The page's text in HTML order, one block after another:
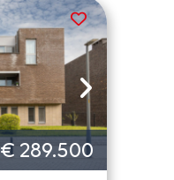
€ 289.500